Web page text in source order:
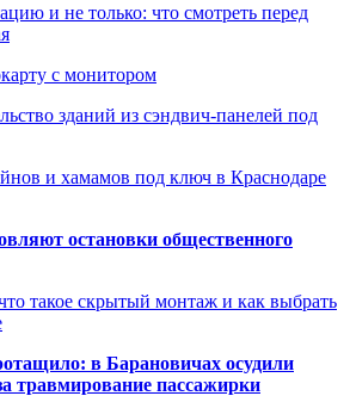
и не только: что смотреть перед
с монитором
зданий из сэндвич-панелей под
и хамамов под ключ в Краснодаре
остановки общественного
такое скрытый монтаж и как выбрать
в Барановичах осудили
травмирование пассажирки